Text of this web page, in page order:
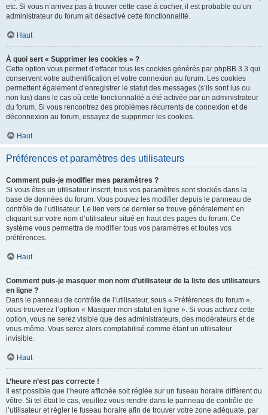
etc. Si vous n’arrivez pas à trouver cette case à cocher, il est probable qu’un
administrateur du forum ait désactivé cette fonctionnalité.
Haut
À quoi sert « Supprimer les cookies » ?
Cette option vous permet d’effacer tous les cookies générés par phpBB 3.3 qui
conservent votre authentification et votre connexion au forum. Les cookies
permettent également d’enregistrer le statut des messages (s’ils sont lus ou
non lus) dans le cas où cette fonctionnalité a été activée par un administrateur
du forum. Si vous rencontrez des problèmes récurrents de connexion et de
déconnexion au forum, essayez de supprimer les cookies.
Haut
Préférences et paramètres des utilisateurs
Comment puis-je modifier mes paramètres ?
Si vous êtes un utilisateur inscrit, tous vos paramètres sont stockés dans la
base de données du forum. Vous pouvez les modifier depuis le panneau de
contrôle de l’utilisateur. Le lien vers ce dernier se trouve généralement en
cliquant sur votre nom d’utilisateur situé en haut des pages du forum. Ce
système vous permettra de modifier tous vos paramètres et toutes vos
préférences.
Haut
Comment puis-je masquer mon nom d’utilisateur de la liste des utilisateurs
en ligne ?
Dans le panneau de contrôle de l’utilisateur, sous « Préférences du forum »,
vous trouverez l’option « Masquer mon statut en ligne ». Si vous activez cette
option, vous ne serez visible que des administrateurs, des modérateurs et de
vous-même. Vous serez alors comptabilisé comme étant un utilisateur
invisible.
Haut
L’heure n’est pas correcte !
Il est possible que l’heure affichée soit réglée sur un fuseau horaire différent du
vôtre. Si tel était le cas, veuillez vous rendre dans le panneau de contrôle de
l’utilisateur et régler le fuseau horaire afin de trouver votre zone adéquate, par